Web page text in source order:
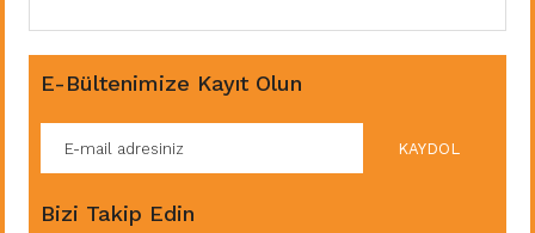
E-Bültenimize Kayıt Olun
KAYDOL
Bizi Takip Edin